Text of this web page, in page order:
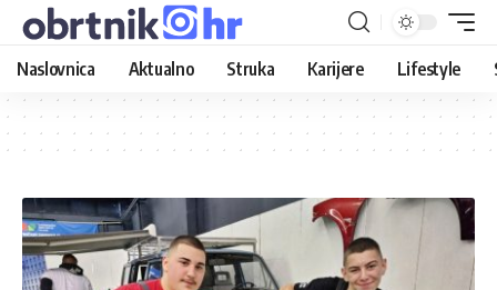
Naslovnica Aktualno Struka Karijere Lifestyle